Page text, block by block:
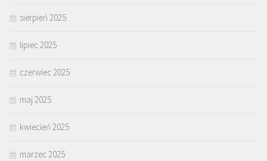
sierpień 2025
lipiec 2025
czerwiec 2025
maj 2025
kwiecień 2025
marzec 2025